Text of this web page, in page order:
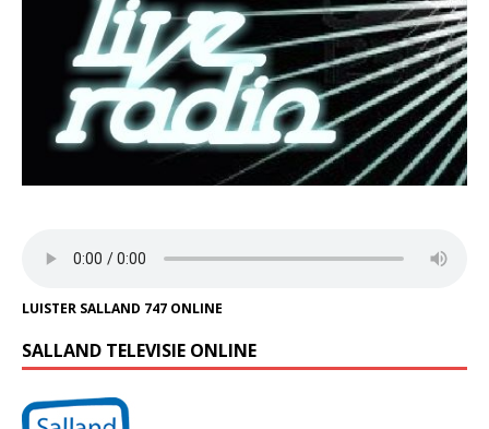
LUISTER SALLAND 747 ONLINE
SALLAND TELEVISIE ONLINE